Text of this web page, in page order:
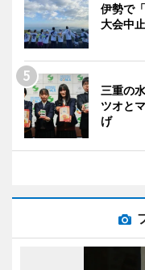
伊勢で
大会中
三重の
ツオと
げ